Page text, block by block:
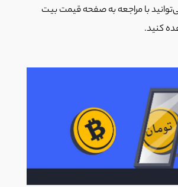
با مراجعه به صفحه قیمت بیت
کنید.